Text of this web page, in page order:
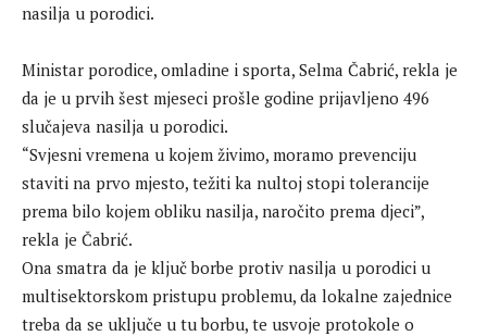
nasilja u porodici.
Ministar porodice, omladine i sporta, Selma Čabrić, rekla je
da je u prvih šest mjeseci prošle godine prijavljeno 496
slučajeva nasilja u porodici.
“Svjesni vremena u kojem živimo, moramo prevenciju
staviti na prvo mjesto, težiti ka nultoj stopi tolerancije
prema bilo kojem obliku nasilja, naročito prema djeci”,
rekla je Čabrić.
Ona smatra da je ključ borbe protiv nasilja u porodici u
multisektorskom pristupu problemu, da lokalne zajednice
treba da se uključe u tu borbu, te usvoje protokole o